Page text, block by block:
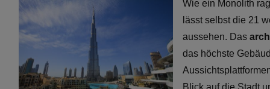
Wie ein Monolith
lässt selbst die 21
aussehen. Das
das höchste
Blick auf die Stadt